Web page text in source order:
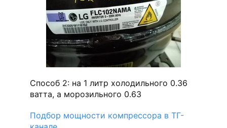
Способ 2: на 1 литр холодильного 0.36
ватта, а морозильного 0.63
Подбор мощности компрессора в ТГ-